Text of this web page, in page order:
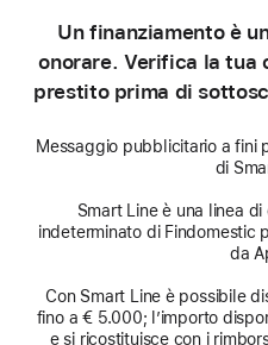
Un finanziamento è
onorare. Verifica la tua
prestito prima di
Messaggio pubblicitario a fini
di
Smart Line è una linea
indeterminato di Findomestic
da
Con Smart Line è possibile
fino a € 5.000; l’importo
e si ricostituisce con i